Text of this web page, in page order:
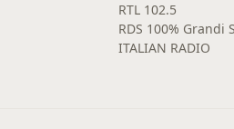
RTL 102.5
RDS 100% Grandi
ITALIAN RADIO